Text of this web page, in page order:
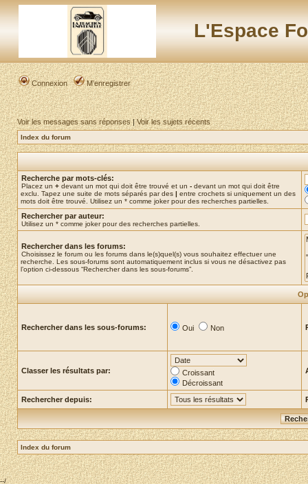
L'Espace
Connexion M’enregistrer
Voir les messages sans réponses|Voir les sujets récents
Index du forum
Recherche par mots-clés:
Placez un + devant un mot qui doit être trouvé et un - devant un mot qui doit être
exclu. Tapez une suite de mots séparés par des | entre crochets si uniquement un des
mots doit être trouvé. Utilisez un * comme joker pour des recherches partielles.
Rechercher par auteur:
Utilisez un * comme joker pour des recherches partielles.
Rechercher dans les forums:
Choisissez le forum ou les forums dans le(s)quel(s) vous souhaitez effectuer une
recherche. Les sous-forums sont automatiquement inclus si vous ne désactivez pas
l’option ci-dessous “Rechercher dans les sous-forums”.
Rechercher dans les sous-forums: Oui Non
Classer les résultats par:
Croissant
Décroissant
Rechercher depuis:
Index du forum
--/